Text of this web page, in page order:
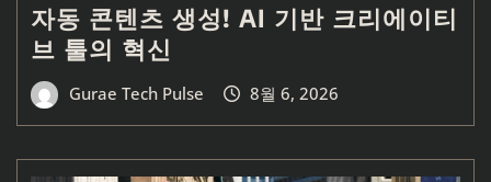
자동 콘텐츠 생성! AI 기반 크리에이티
브 툴의 혁신
Gurae Tech Pulse 8월 6, 2026